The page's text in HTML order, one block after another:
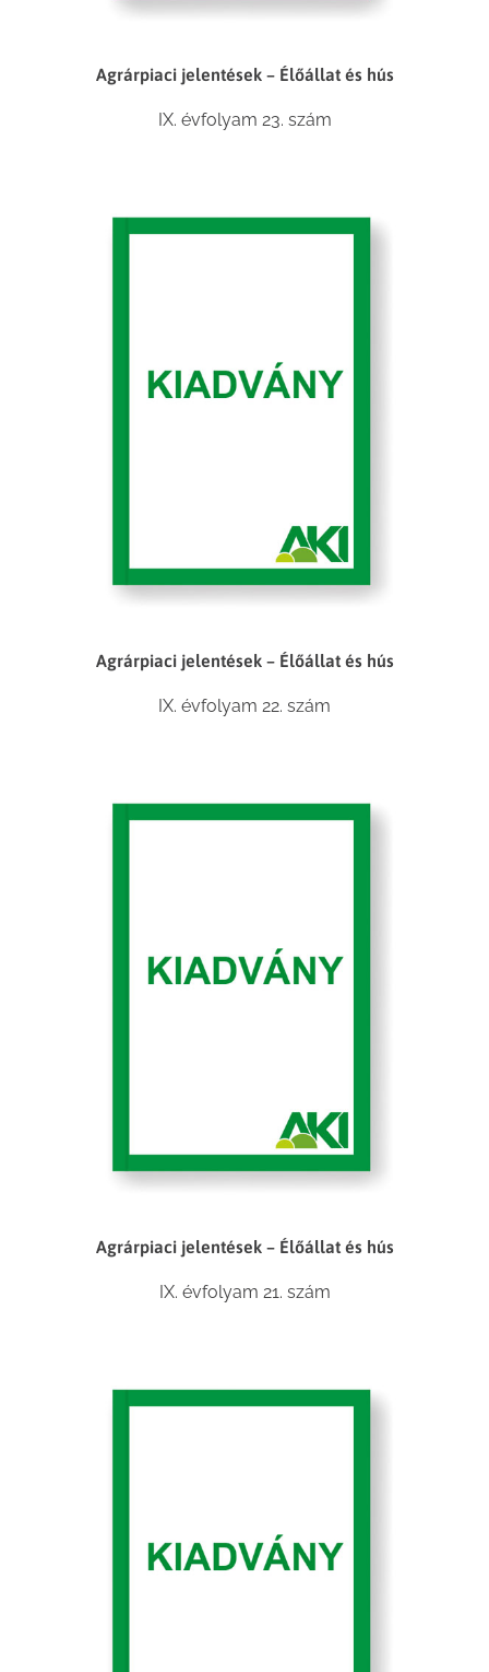
Agrárpiaci jelentések – Élőállat és hús
IX. évfolyam 23. szám
Agrárpiaci jelentések – Élőállat és hús
IX. évfolyam 22. szám
Agrárpiaci jelentések – Élőállat és hús
IX. évfolyam 21. szám